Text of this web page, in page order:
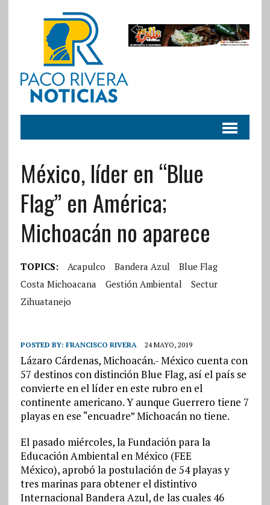
México, líder en “Blue
Flag” en América;
Michoacán no aparece
TOPICS: Acapulco Bandera Azul
Blue Flag
Costa Michoacana
Gestión Ambiental
Sectur
Zihuatanejo
POSTED BY: FRANCISCO RIVERA 24 MAYO, 2019
Lázaro Cárdenas, Michoacán.- México cuenta con
57 destinos con distinción Blue Flag, así el país se
convierte en el líder en este rubro en el
continente americano. Y aunque Guerrero tiene 7
playas en ese “encuadre” Michoacán no tiene.
El pasado miércoles, la Fundación para la
Educación Ambiental en México (FEE
México), aprobó la postulación de 54 playas y
tres marinas para obtener el distintivo
Internacional Bandera Azul, de las cuales 46